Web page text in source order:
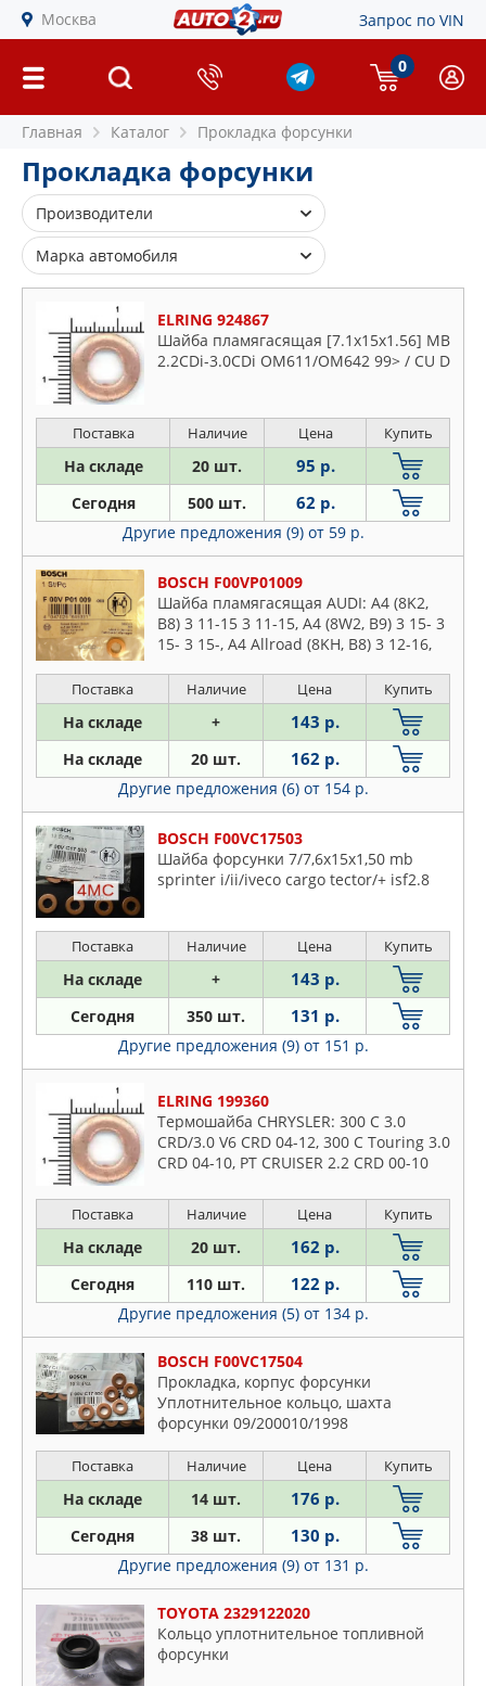
Москва Запрос по VIN
0
Главная Каталог Прокладка форсунки
Прокладка форсунки
Производители
AJUSA
AMIWA
BOSCH
BSG
CHRYSLER
ELRING
ELWIS ROYAL
FEBEST
FEBI
GM
HONDA
HYUNDAI-KIA
IVECO
KRAUF
LAND ROVER
LYNXAUTO
MAZDA
MEAT & DORIA
MERCEDES
METALCAUCHO
MITSUBISHI
NISSAN
NOK
PATRON
PORSCHE
QUATTRO FRENI
RENAULT
SANWA
SAT
SSANGYONG
SUBARU
TOPRAN
TOYOTA
TRUCKTEC AUTOMOTIVE
VAG
VOLVO
ZEKKERT
Марка автомобиля
Alfa Romeo
Audi
BMW
Cadillac
Chevrolet
Chrysler
Citroen
Daewoo
Fiat
Ford
Honda
Hyundai
Infiniti
Iveco
Jaguar
Jeep
Lancia
Land Rover
Lexus
Mazda
Mercedes
Mitsubishi
Nissan
Opel
Renault
Rover
Saab
Seat
Skoda
Ssangyong
Subaru
Toyota
VW
Volvo
ELRING 924867
Шайба пламягасящая [7.1x15x1.56] MB
2.2CDi-3.0CDi OM611/OM642 99> / CU D
Поставка Наличие Цена Купить
На складе 20 шт. 95 р.
Сегодня 500 шт. 62 р.
Другие предложения (9) от 59 р.
BOSCH F00VP01009
Шайба пламягасящая AUDI: A4 (8K2,
B8) 3 11-15 3 11-15, A4 (8W2, B9) 3 15- 3
15- 3 15-, A4 Allroad (8KH, B8) 3 12-16,
Avant (8K5
Поставка Наличие Цена Купить
На складе + 143 р.
На складе 20 шт. 162 р.
Другие предложения (6) от 154 р.
BOSCH F00VC17503
Шайба форсунки 7/7,6x15x1,50 mb
sprinter i/ii/iveco cargo tector/+ isf2.8
Поставка Наличие Цена Купить
На складе + 143 р.
Сегодня 350 шт. 131 р.
Другие предложения (9) от 151 р.
ELRING 199360
Термошайба CHRYSLER: 300 C 3.0
CRD/3.0 V6 CRD 04-12, 300 C Touring 3.0
CRD 04-10, PT CRUISER 2.2 CRD 00-10
Поставка Наличие Цена Купить
На складе 20 шт. 162 р.
Сегодня 110 шт. 122 р.
Другие предложения (5) от 134 р.
BOSCH F00VC17504
Прокладка, корпус форсунки
Уплотнительное кольцо, шахта
форсунки 09/200010/1998
Поставка Наличие Цена Купить
На складе 14 шт. 176 р.
Сегодня 38 шт. 130 р.
Другие предложения (9) от 131 р.
TOYOTA 2329122020
Кольцо уплотнительное топливной
форсунки